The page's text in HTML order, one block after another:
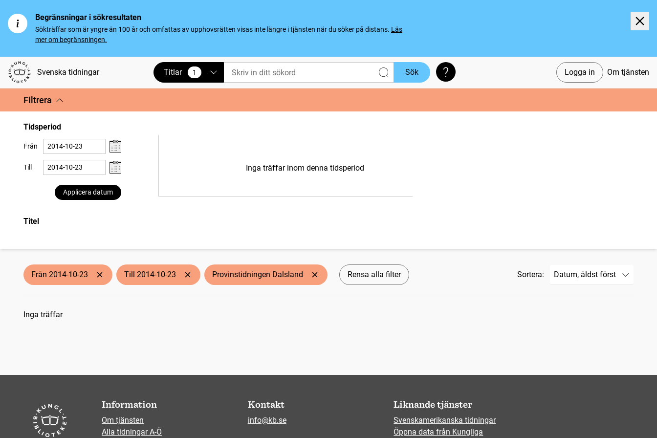
Begränsningar i sökresultaten
Sökträffar som är yngre än 100 år och omfattas av upphovsrätten visas inte längre i tjänsten när du söker på distans. Läs
mer om begränsningen.
Svenska tidningar Logga in Om tjänsten
Titlar 1
vald Sök Söktips
Filtrera
Tidsperiod
Från
Till
Applicera datum
Inga träffar inom denna tidsperiod
Titel
Från 2014-10-23 Till 2014-10-23 Provinstidningen Dalsland Rensa alla filter Sortera:
Sökresultat
Inga träffar
Information
Om tjänsten
Alla tidningar A-Ö
Kontakt
info@kb.se
Liknande tjänster
Svenskamerikanska tidningar
Öppna data från Kungliga